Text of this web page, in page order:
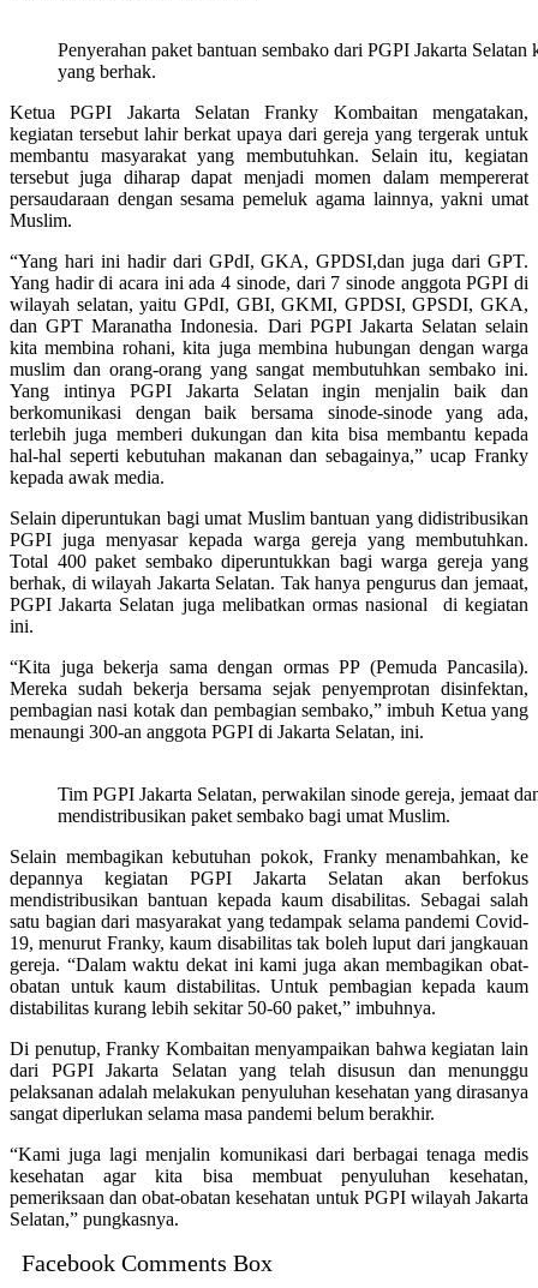
Penyerahan paket bantuan sembako dari PGPI Jakarta
yang berhak.
Ketua PGPI Jakarta Selatan Franky Kombaitan mengatakan,
kegiatan tersebut lahir berkat upaya dari gereja yang tergerak untuk
membantu masyarakat yang membutuhkan. Selain itu, kegiatan
tersebut juga diharap dapat menjadi momen dalam mempererat
persaudaraan dengan sesama pemeluk agama lainnya, yakni umat
Muslim.
“Yang hari ini hadir dari GPdI, GKA, GPDSI,dan juga dari GPT.
Yang hadir di acara ini ada 4 sinode, dari 7 sinode anggota PGPI di
wilayah selatan, yaitu GPdI, GBI, GKMI, GPDSI, GPSDI, GKA,
dan GPT Maranatha Indonesia. Dari PGPI Jakarta Selatan selain
kita membina rohani, kita juga membina hubungan dengan warga
muslim dan orang-orang yang sangat membutuhkan sembako ini.
Yang intinya PGPI Jakarta Selatan ingin menjalin baik dan
berkomunikasi dengan baik bersama sinode-sinode yang ada,
terlebih juga memberi dukungan dan kita bisa membantu kepada
hal-hal seperti kebutuhan makanan dan sebagainya,” ucap Franky
kepada awak media.
Selain diperuntukan bagi umat Muslim bantuan yang didistribusikan
PGPI juga menyasar kepada warga gereja yang membutuhkan.
Total 400 paket sembako diperuntukkan bagi warga gereja yang
berhak, di wilayah Jakarta Selatan. Tak hanya pengurus dan jemaat,
PGPI Jakarta Selatan juga melibatkan ormas nasional di kegiatan
ini.
“Kita juga bekerja sama dengan ormas PP (Pemuda Pancasila).
Mereka sudah bekerja bersama sejak penyemprotan disinfektan,
pembagian nasi kotak dan pembagian sembako,” imbuh Ketua yang
menaungi 300-an anggota PGPI di Jakarta Selatan, ini.
Tim PGPI Jakarta Selatan, perwakilan sinode gereja, jemaat
mendistribusikan paket sembako bagi umat Muslim.
Selain membagikan kebutuhan pokok, Franky menambahkan, ke
depannya kegiatan PGPI Jakarta Selatan akan berfokus
mendistribusikan bantuan kepada kaum disabilitas. Sebagai salah
satu bagian dari masyarakat yang tedampak selama pandemi Covid-
19, menurut Franky, kaum disabilitas tak boleh luput dari jangkauan
gereja. “Dalam waktu dekat ini kami juga akan membagikan obat-
obatan untuk kaum distabilitas. Untuk pembagian kepada kaum
distabilitas kurang lebih sekitar 50-60 paket,” imbuhnya.
Di penutup, Franky Kombaitan menyampaikan bahwa kegiatan lain
dari PGPI Jakarta Selatan yang telah disusun dan menunggu
pelaksanan adalah melakukan penyuluhan kesehatan yang dirasanya
sangat diperlukan selama masa pandemi belum berakhir.
“Kami juga lagi menjalin komunikasi dari berbagai tenaga medis
kesehatan agar kita bisa membuat penyuluhan kesehatan,
pemeriksaan dan obat-obatan kesehatan untuk PGPI wilayah Jakarta
Selatan,” pungkasnya.
Facebook Comments Box